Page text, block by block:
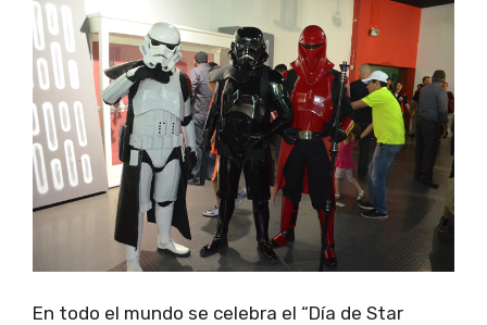
En todo el mundo se celebra el “Día de Star